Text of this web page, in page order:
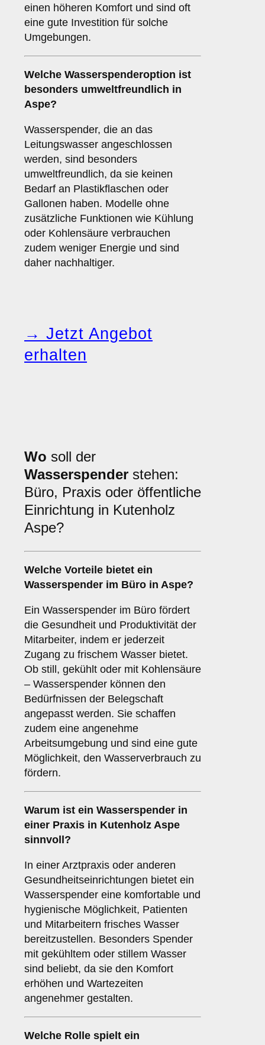
einen höheren Komfort und sind oft
eine gute Investition für solche
Umgebungen.
Welche Wasserspenderoption ist
besonders umweltfreundlich in
Aspe?
Wasserspender, die an das
Leitungswasser angeschlossen
werden, sind besonders
umweltfreundlich, da sie keinen
Bedarf an Plastikflaschen oder
Gallonen haben. Modelle ohne
zusätzliche Funktionen wie Kühlung
oder Kohlensäure verbrauchen
zudem weniger Energie und sind
daher nachhaltiger.
→ Jetzt Angebot
erhalten
Wo soll der
Wasserspender stehen:
Büro, Praxis oder öffentliche
Einrichtung in Kutenholz
Aspe?
Welche Vorteile bietet ein
Wasserspender im Büro in Aspe?
Ein Wasserspender im Büro fördert
die Gesundheit und Produktivität der
Mitarbeiter, indem er jederzeit
Zugang zu frischem Wasser bietet.
Ob still, gekühlt oder mit Kohlensäure
– Wasserspender können den
Bedürfnissen der Belegschaft
angepasst werden. Sie schaffen
zudem eine angenehme
Arbeitsumgebung und sind eine gute
Möglichkeit, den Wasserverbrauch zu
fördern.
Warum ist ein Wasserspender in
einer Praxis in Kutenholz Aspe
sinnvoll?
In einer Arztpraxis oder anderen
Gesundheitseinrichtungen bietet ein
Wasserspender eine komfortable und
hygienische Möglichkeit, Patienten
und Mitarbeitern frisches Wasser
bereitzustellen. Besonders Spender
mit gekühltem oder stillem Wasser
sind beliebt, da sie den Komfort
erhöhen und Wartezeiten
angenehmer gestalten.
Welche Rolle spielt ein